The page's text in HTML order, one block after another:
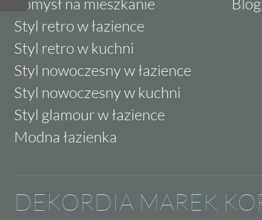
Styl retro w łazience
Styl retro w kuchni
Styl nowoczesny w łazience
Styl nowoczesny w kuchni
Styl glamour w łazience
Modna łazienka
DEKORDIA MAREK